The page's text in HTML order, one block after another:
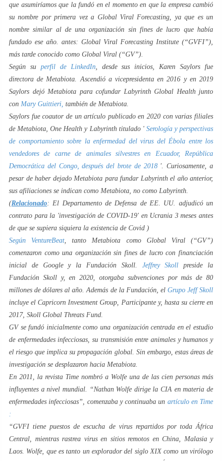
que asumiríamos que la fundó en el momento en que la empresa cambió
su nombre por primera vez a Global Viral Forecasting, ya que es un
nombre similar al de una organización sin fines de lucro que había
fundado ese año. antes: Global Viral Forecasting Institute (“GVFI”),
más tarde conocido como Global Viral (“GV”).
Según su perfil de LinkedIn, desde sus inicios, Karen Saylors fue
directora de Metabiota. Ascendió a vicepresidenta en 2016 y en 2019
Saylors dejó Metabiota para cofundar Labyrinth Global Health junto
con Mary Guittieri, también de Metabiota.
Saylors fue coautor de un artículo publicado en 2020 con varias filiales
de Metabiota, One Health y Labyrinth titulado ' Serología y perspectivas
de comportamiento sobre la enfermedad del virus del Ébola entre los
vendedores de carne de animales silvestres en Ecuador, República
Democrática del Congo, después del brote de 2018'. Curiosamente, a
pesar de haber dejado Metabiota para fundar Labyrinth el año anterior,
sus afiliaciones se indican como Metabiota, no como Labyrinth.
(Relacionado: El Departamento de Defensa de EE. UU. adjudicó un
contrato para la 'investigación de COVID-19' en Ucrania 3 meses antes
de que se supiera siquiera la existencia de Covid )
Según VentureBeat , tanto Metabiota como Global Viral (“GV”)
comenzaron como una organización sin fines de lucro con financiación
inicial de Google y la Fundación Skoll. Jeffrey Skoll preside la
Fundación Skoll y, en 2020, otorgaba subvenciones por más de 80
millones de dólares al año. Además de la Fundación, el Grupo Jeff Skoll
incluye el Capricorn Investment Group, Participante y, hasta su cierre en
2017, Skoll Global Threats Fund.
GV se fundó inicialmente como una organización centrada en el estudio
de enfermedades infecciosas, su transmisión entre animales y humanos y
el riesgo que implica su propagación global. Sin embargo, estas áreas de
investigación se desplazaron hacia Metabiota.
En 2011, la revista Time nombró a Wolfe una de las cien personas más
influyentes a nivel mundial. “Nathan Wolfe dirige la CIA en materia de
enfermedades infecciosas”, comenzaba y continuaba un artículo en Time
:
“GVFI tiene puestos de escucha de virus repartidos por toda África
Central, mientras rastrea virus en sitios remotos en China, Malasia y
Laos. Wolfe, que es tanto un explorador del siglo XIX como un virólogo